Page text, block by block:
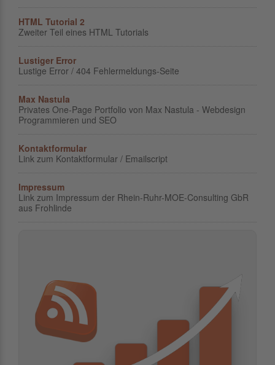
HTML Tutorial 2
Zweiter Teil eines HTML Tutorials
Lustiger Error
Lustige Error / 404 Fehlermeldungs-Seite
Max Nastula
Privates One-Page Portfolio von Max Nastula - Webdesign
Programmieren und SEO
Kontaktformular
Link zum Kontaktformular / Emailscript
Impressum
Link zum Impressum der Rhein-Ruhr-MOE-Consulting GbR
aus Frohlinde